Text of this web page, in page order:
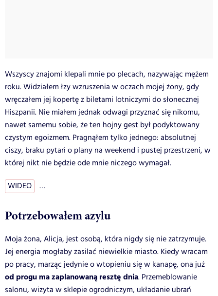
Wszyscy znajomi klepali mnie po plecach, nazywając mężem
roku. Widziałem łzy wzruszenia w oczach mojej żony, gdy
wręczałem jej kopertę z biletami lotniczymi do słonecznej
Hiszpanii. Nie miałem jednak odwagi przyznać się nikomu,
nawet samemu sobie, że ten hojny gest był podyktowany
czystym egoizmem. Pragnąłem tylko jednego: absolutnej
ciszy, braku pytań o plany na weekend i pustej przestrzeni, w
której nikt nie będzie ode mnie niczego wymagał.
WIDEO …
Potrzebowałem azylu
Moja żona, Alicja, jest osobą, która nigdy się nie zatrzymuje.
Jej energia mogłaby zasilać niewielkie miasto. Kiedy wracam
po pracy, marząc jedynie o wtopieniu się w kanapę, ona już
od progu ma zaplanowaną resztę dnia. Przemeblowanie
salonu, wizyta w sklepie ogrodniczym, układanie ubrań